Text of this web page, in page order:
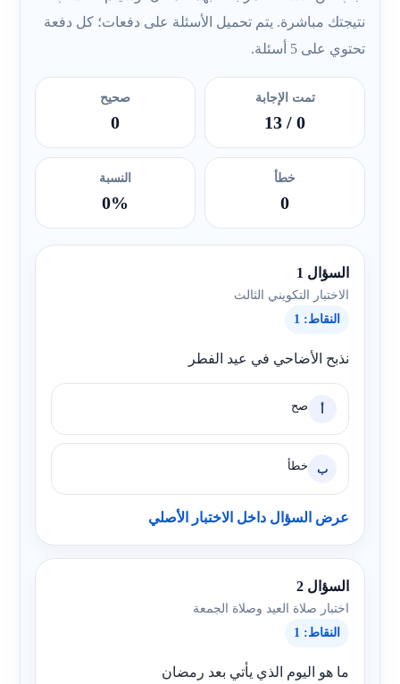
نتيجتك مباشرة. يتم تحميل الأسئلة على دفعات؛ كل دفعة
تحتوي على 5 أسئلة.
تمت الإجابة
0
/ 13
صحيح
0
خطأ
0
النسبة
0%
السؤال 1
الاختبار التكويني الثالث
النقاط: 1
نذبح الأضاحي في عيد الفطر
أ صح
ب خطأ
عرض السؤال داخل الاختبار الأصلي
السؤال 2
اختبار صلاة العيد وصلاة الجمعة
النقاط: 1
ما هو اليوم الذي يأتي بعد رمضان